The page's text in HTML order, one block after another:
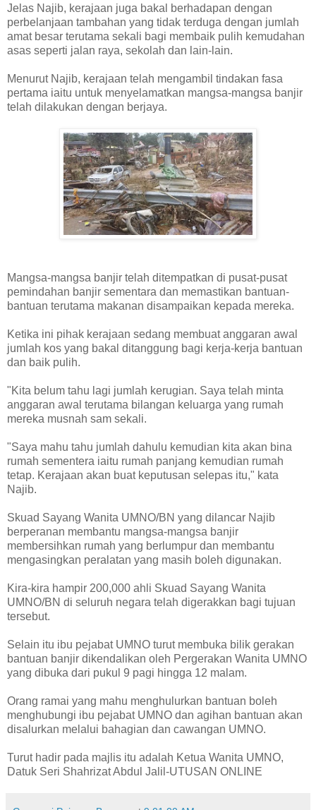
Jelas Najib, kerajaan juga bakal berhadapan dengan
perbelanjaan tambahan yang tidak terduga dengan jumlah
amat besar terutama sekali bagi membaik pulih kemudahan
asas seperti jalan raya, sekolah dan lain-lain.
Menurut Najib, kerajaan telah mengambil tindakan fasa
pertama iaitu untuk menyelamatkan mangsa-mangsa banjir
telah dilakukan dengan berjaya.
Mangsa-mangsa banjir telah ditempatkan di pusat-pusat
pemindahan banjir sementara dan memastikan bantuan-
bantuan terutama makanan disampaikan kepada mereka.
Ketika ini pihak kerajaan sedang membuat anggaran awal
jumlah kos yang bakal ditanggung bagi kerja-kerja bantuan
dan baik pulih.
"Kita belum tahu lagi jumlah kerugian. Saya telah minta
anggaran awal terutama bilangan keluarga yang rumah
mereka musnah sam sekali.
"Saya mahu tahu jumlah dahulu kemudian kita akan bina
rumah sementera iaitu rumah panjang kemudian rumah
tetap. Kerajaan akan buat keputusan selepas itu," kata
Najib.
Skuad Sayang Wanita UMNO/BN yang dilancar Najib
berperanan membantu mangsa-mangsa banjir
membersihkan rumah yang berlumpur dan membantu
mengasingkan peralatan yang masih boleh digunakan.
Kira-kira hampir 200,000 ahli Skuad Sayang Wanita
UMNO/BN di seluruh negara telah digerakkan bagi tujuan
tersebut.
Selain itu ibu pejabat UMNO turut membuka bilik gerakan
bantuan banjir dikendalikan oleh Pergerakan Wanita UMNO
yang dibuka dari pukul 9 pagi hingga 12 malam.
Orang ramai yang mahu menghulurkan bantuan boleh
menghubungi ibu pejabat UMNO dan agihan bantuan akan
disalurkan melalui bahagian dan cawangan UMNO.
Turut hadir pada majlis itu adalah Ketua Wanita UMNO,
Datuk Seri Shahrizat Abdul Jalil-UTUSAN ONLINE